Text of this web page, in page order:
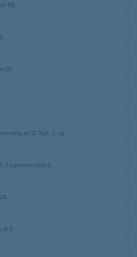
39.
18.
út 11. fszt. 5. sz.
Zsigmond utca 2.
út 5.